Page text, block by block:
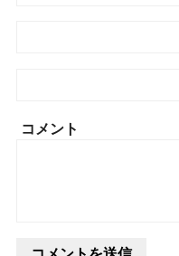
コメント